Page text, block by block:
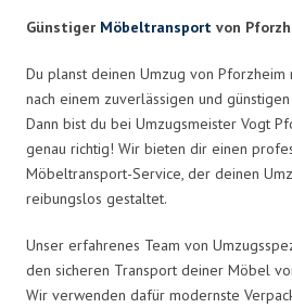
Günstiger Möbeltransport von
Du planst deinen Umzug von Pforzheim
nach einem zuverlässigen und
Dann bist du bei Umzugsmeister Vogt
genau richtig! Wir bieten dir einen
Möbeltransport-Service, der deinen
reibungslos gestaltet.
Unser erfahrenes Team von
den sicheren Transport deiner Möbel
Wir verwenden dafür modernste